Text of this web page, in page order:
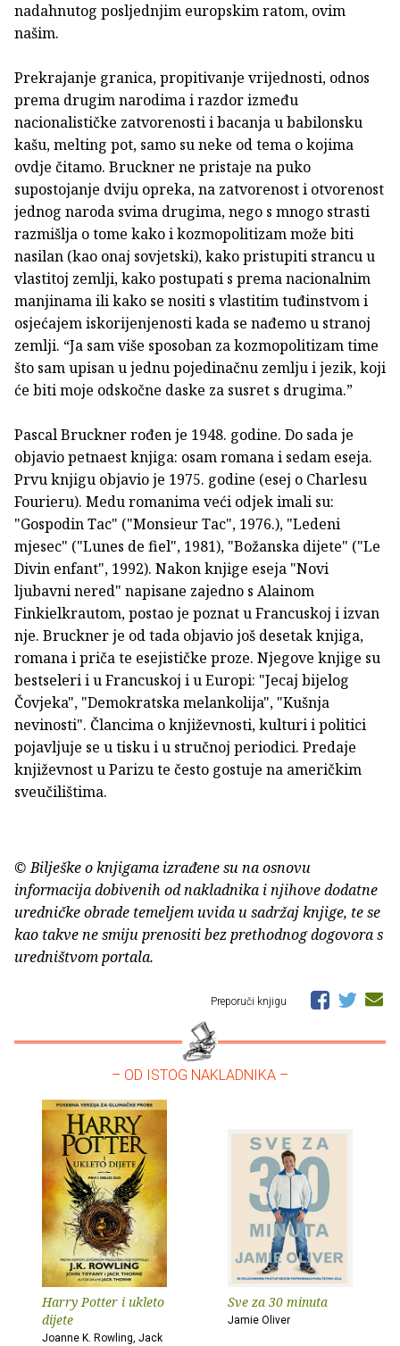
nadahnutog posljednjim europskim ratom, ovim
našim.
Prekrajanje granica, propitivanje vrijednosti, odnos
prema drugim narodima i razdor između
nacionalističke zatvorenosti i bacanja u babilonsku
kašu, melting pot, samo su neke od tema o kojima
ovdje čitamo. Bruckner ne pristaje na puko
supostojanje dviju opreka, na zatvorenost i otvorenost
jednog naroda svima drugima, nego s mnogo strasti
razmišlja o tome kako i kozmopolitizam može biti
nasilan (kao onaj sovjetski), kako pristupiti strancu u
vlastitoj zemlji, kako postupati s prema nacionalnim
manjinama ili kako se nositi s vlastitim tuđinstvom i
osjećajem iskorijenjenosti kada se nađemo u stranoj
zemlji. “Ja sam više sposoban za kozmopolitizam time
što sam upisan u jednu pojedinačnu zemlju i jezik, koji
će biti moje odskočne daske za susret s drugima.”
Pascal Bruckner rođen je 1948. godine. Do sada je
objavio petnaest knjiga: osam romana i sedam eseja.
Prvu knjigu objavio je 1975. godine (esej o Charlesu
Fourieru). Medu romanima veći odjek imali su:
"Gospodin Tac" ("Monsieur Tac", 1976.), "Ledeni
mjesec" ("Lunes de fiel", 1981), "Božanska dijete" ("Le
Divin enfant", 1992). Nakon knjige eseja "Novi
ljubavni nered" napisane zajedno s Alainom
Finkielkrautom, postao je poznat u Francuskoj i izvan
nje. Bruckner je od tada objavio još desetak knjiga,
romana i priča te esejističke proze. Njegove knjige su
bestseleri i u Francuskoj i u Europi: "Jecaj bijelog
Čovjeka", "Demokratska melankolija", "Kušnja
nevinosti". Člancima o književnosti, kulturi i politici
pojavljuje se u tisku i u stručnoj periodici. Predaje
književnost u Parizu te često gostuje na američkim
sveučilištima.
© Bilješke o knjigama izrađene su na osnovu
informacija dobivenih od nakladnika i njihove dodatne
uredničke obrade temeljem uvida u sadržaj knjige, te se
kao takve ne smiju prenositi bez prethodnog dogovora s
uredništvom portala.
Preporuči knjigu
– OD ISTOG NAKLADNIKA –
Harry Potter i ukleto
dijete
Joanne K. Rowling, Jack
Sve za 30 minuta
Jamie Oliver